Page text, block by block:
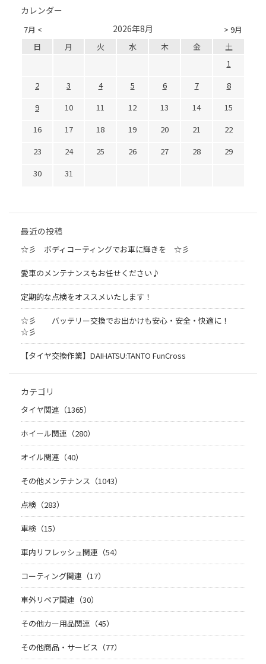
カレンダー
7月 < > 9月
2026年8月
日 月 火 水 木 金
土
1
2
3 4 5 6 7
8
9
10 11 12 13 14
15
16
17 18 19 20 21
22
23
24 25 26 27 28
29
30
31
最近の投稿
☆彡 ボディコーティングでお車に輝きを ☆彡
愛車のメンテナンスもお任せください♪
定期的な点検をオススメいたします！
☆彡 バッテリー交換でお出かけも安心・安全・快適に！
☆彡
【タイヤ交換作業】DAIHATSU:TANTO FunCross
カテゴリ
タイヤ関連（1365）
ホイール関連（280）
オイル関連（40）
その他メンテナンス（1043）
点検（283）
車検（15）
車内リフレッシュ関連（54）
コーティング関連（17）
車外リペア関連（30）
その他カー用品関連（45）
その他商品・サービス（77）